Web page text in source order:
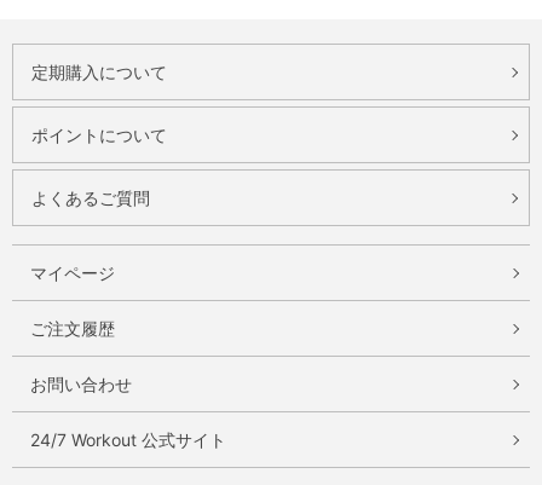
定期購入について
ポイントについて
よくあるご質問
マイページ
ご注文履歴
お問い合わせ
24/7 Workout 公式サイト